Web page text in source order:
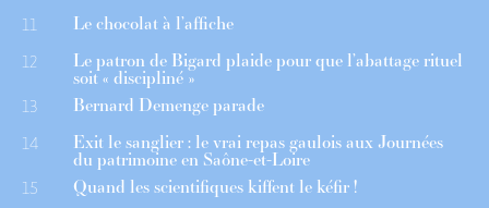
11 Le chocolat à l’affiche
12 Le patron de Bigard plaide pour que l’abattage rituel
soit « discipliné »
13 Bernard Demenge parade
14 Exit le sanglier : le vrai repas gaulois aux Journées
du patrimoine en Saône-et-Loire
15 Quand les scientifiques kiffent le kéfir !